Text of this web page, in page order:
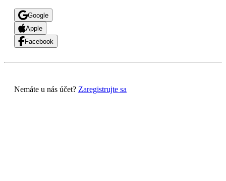
Google
Apple
Facebook
Nemáte u nás účet? Zaregistrujte sa